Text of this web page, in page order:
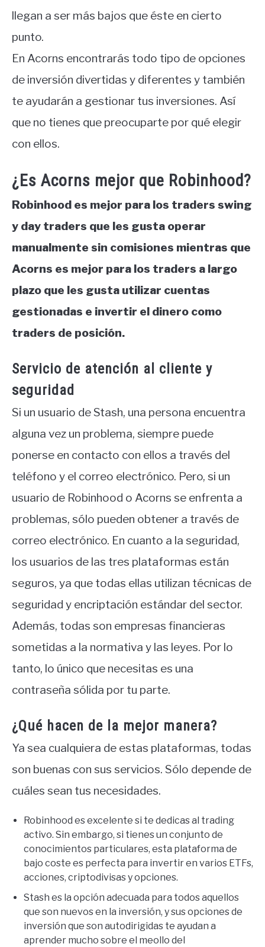
llegan a ser más bajos que éste en cierto
punto.
En Acorns encontrarás todo tipo de opciones
de inversión divertidas y diferentes y también
te ayudarán a gestionar tus inversiones. Así
que no tienes que preocuparte por qué elegir
con ellos.
¿Es Acorns mejor que Robinhood?
Robinhood es mejor para los traders swing
y day traders que les gusta operar
manualmente sin comisiones mientras que
Acorns es mejor para los traders a largo
plazo que les gusta utilizar cuentas
gestionadas e invertir el dinero como
traders de posición.
Servicio de atención al cliente y
seguridad
Si un usuario de Stash, una persona encuentra
alguna vez un problema, siempre puede
ponerse en contacto con ellos a través del
teléfono y el correo electrónico. Pero, si un
usuario de Robinhood o Acorns se enfrenta a
problemas, sólo pueden obtener a través de
correo electrónico. En cuanto a la seguridad,
los usuarios de las tres plataformas están
seguros, ya que todas ellas utilizan técnicas de
seguridad y encriptación estándar del sector.
Además, todas son empresas financieras
sometidas a la normativa y las leyes. Por lo
tanto, lo único que necesitas es una
contraseña sólida por tu parte.
¿Qué hacen de la mejor manera?
Ya sea cualquiera de estas plataformas, todas
son buenas con sus servicios. Sólo depende de
cuáles sean tus necesidades.
Robinhood es excelente si te dedicas al trading
activo. Sin embargo, si tienes un conjunto de
conocimientos particulares, esta plataforma de
bajo coste es perfecta para invertir en varios ETFs,
acciones, criptodivisas y opciones.
Stash es la opción adecuada para todos aquellos
que son nuevos en la inversión, y sus opciones de
inversión que son autodirigidas te ayudan a
aprender mucho sobre el meollo del